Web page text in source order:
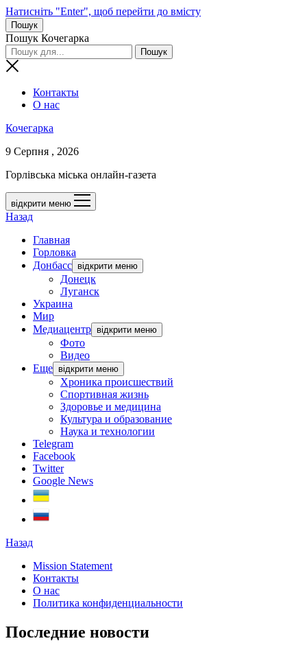
Натисніть "Enter", щоб перейти до вмісту
Пошук
Пошук Кочегарка
Контакты
О нас
Кочегарка
9 Серпня , 2026
Горлівська міська онлайн-газета
відкрити меню
Назад
Главная
Горловка
Донбасс відкрити меню
Донецк
Луганск
Украина
Мир
Медиацентр відкрити меню
Фото
Видео
Еще відкрити меню
Хроника происшествий
Спортивная жизнь
Здоровье и медицина
Культура и образование
Наука и технологии
Telegram
Facebook
Twitter
Google News
Назад
Mission Statement
Контакты
О нас
Политика конфиденциальности
Последние новости